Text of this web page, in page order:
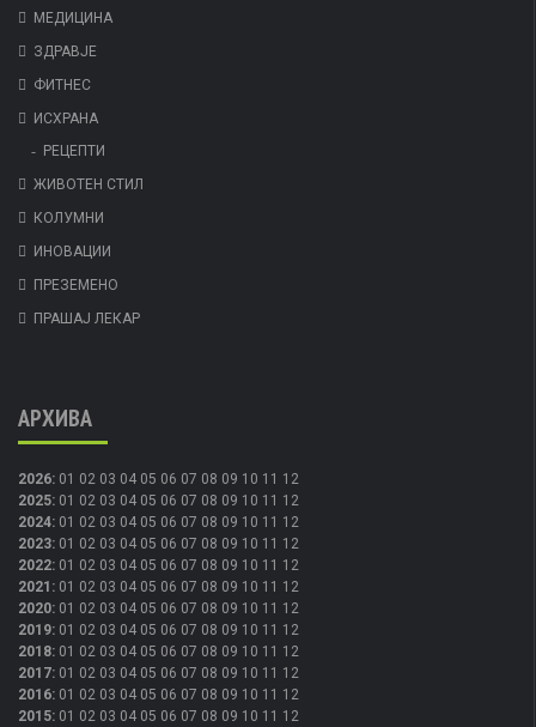
МЕДИЦИНА
ЗДРАВЈЕ
ФИТНЕС
ИСХРАНА
РЕЦЕПТИ
ЖИВОТЕН СТИЛ
КОЛУМНИ
ИНОВАЦИИ
ПРЕЗЕМЕНО
ПРАШАЈ ЛЕКАР
АРХИВА
2026: 01 02 03 04 05 06 07 08 09 10 11 12
2025: 01 02 03 04 05 06 07 08 09 10 11 12
2024: 01 02 03 04 05 06 07 08 09 10 11 12
2023: 01 02 03 04 05 06 07 08 09 10 11 12
2022: 01 02 03 04 05 06 07 08 09 10 11 12
2021 : 01 02 03 04 05 06 07 08 09 10 11 12
2020: 01 02 03 04 05 06 07 08 09 10 11 12
2019: 01 02 03 04 05 06 07 08 09 10 11 12
2018: 01 02 03 04 05 06 07 08 09 10 11 12
2017: 01 02 03 04 05 06 07 08 09 10 11 12
2016: 01 02 03 04 05 06 07 08 09 10 11 12
2015: 01 02 03 04 05 06 07 08 09 10 11 12